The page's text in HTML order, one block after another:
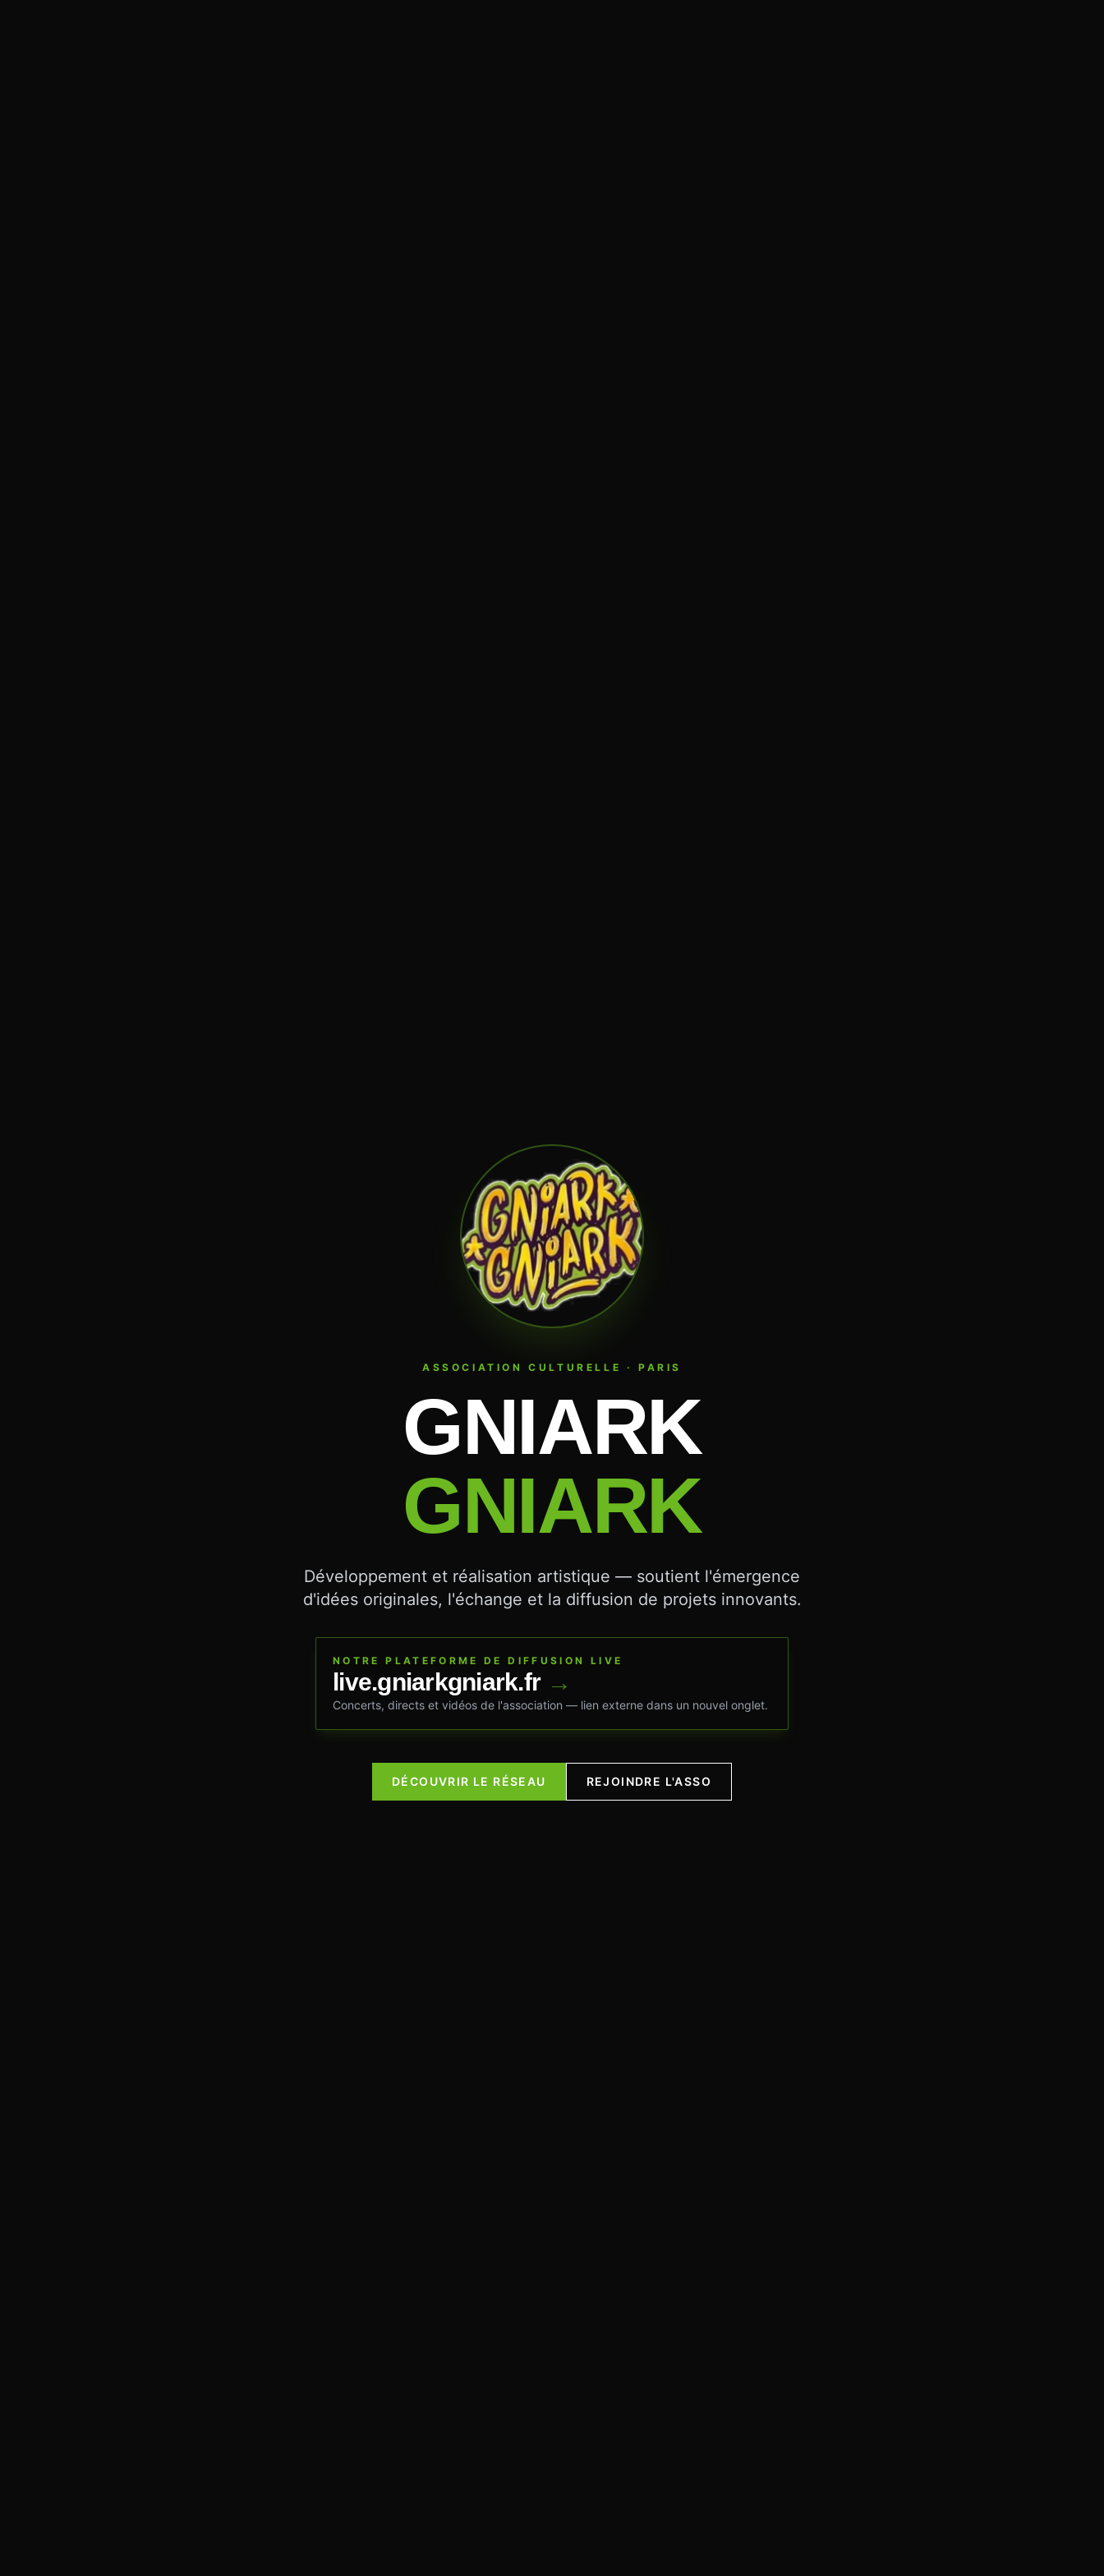
ASSOCIATION CULTURELLE · PARIS
GNIARK
GNIARK
Développement et réalisation artistique — soutient l'émergence
d'idées originales, l'échange et la diffusion de projets innovants.
NOTRE PLATEFORME DE DIFFUSION LIVE
live.gniarkgniark.fr →
Concerts, directs et vidéos de l'association — lien externe dans un nouvel onglet.
DÉCOUVRIR LE RÉSEAU REJOINDRE L'ASSO